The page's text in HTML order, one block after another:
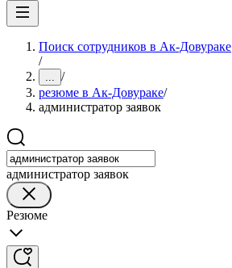
Поиск сотрудников в Ак-Довураке
/
... /
резюме в Ак-Довураке/
администратор заявок
администратор заявок
Резюме